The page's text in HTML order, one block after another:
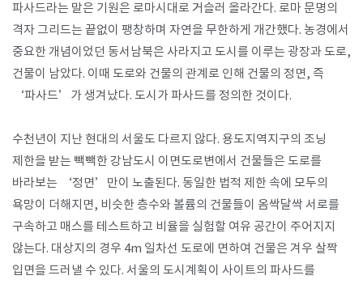
파사드라는 말은 기원은 로마시대로 거슬러 올라간다. 로마 문명의
격자 그리드는 끝없이 팽창하며 자연을 무한하게 개간했다. 농경에서
중요한 개념이었던 동서남북은 사라지고 도시를 이루는 광장과 도로,
건물이 남았다. 이때 도로와 건물의 관계로 인해 건물의 정면, 즉
‘파사드’가 생겨났다. 도시가 파사드를 정의한 것이다.
수천년이 지난 현대의 서울도 다르지 않다. 용도지역지구의 조닝
제한을 받는 빽빽한 강남도시 이면도로변에서 건물들은 도로를
바라보는 ‘정면’만이 노출된다. 동일한 법적 제한 속에 모두의
욕망이 더해지면, 비슷한 층수와 볼륨의 건물들이 옴싹달싹 서로를
구속하고 매스를 테스트하고 비율을 실험할 여유 공간이 주어지지
않는다. 대상지의 경우 4m 일차선 도로에 면하여 건물은 겨우 살짝
입면을 드러낼 수 있다. 서울의 도시계획이 사이트의 파사드를